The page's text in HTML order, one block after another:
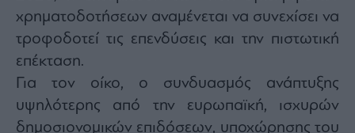
χρηματοδοτήσεων αναμένεται να συνεχίσει να
τροφοδοτεί τις επενδύσεις και την πιστωτική
επέκταση.
Για τον οίκο, ο συνδυασμός ανάπτυξης
υψηλότερης από την ευρωπαϊκή, ισχυρών
δημοσιονομικών επιδόσεων, υποχώρησης του